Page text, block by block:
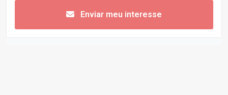
Enviar meu interesse